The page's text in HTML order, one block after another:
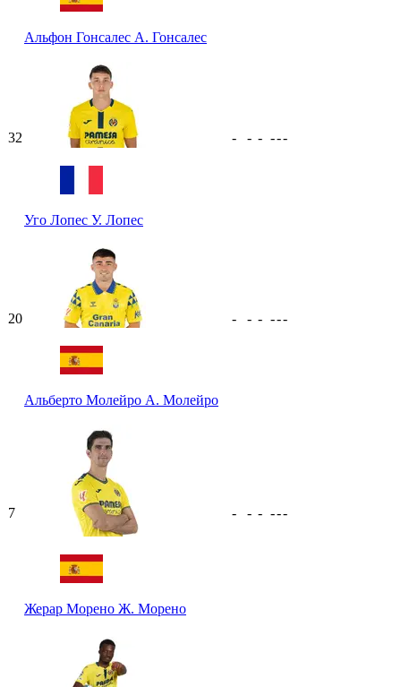
Альфон Гонсалес А. Гонсалес
32
Уго Лопес У. Лопес
- - - ---
20
Альберто Молейро А. Молейро
- - - ---
7
Жерар Морено Ж. Морено
- - - ---